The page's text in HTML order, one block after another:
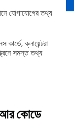
যোগাযোগের তথ্য
কার্ডে, ক্লায়েন্টরা
সমস্ত তথ্য
কোডে